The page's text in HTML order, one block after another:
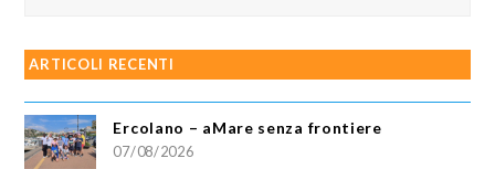
ARTICOLI RECENTI
Ercolano – aMare senza frontiere
07/08/2026